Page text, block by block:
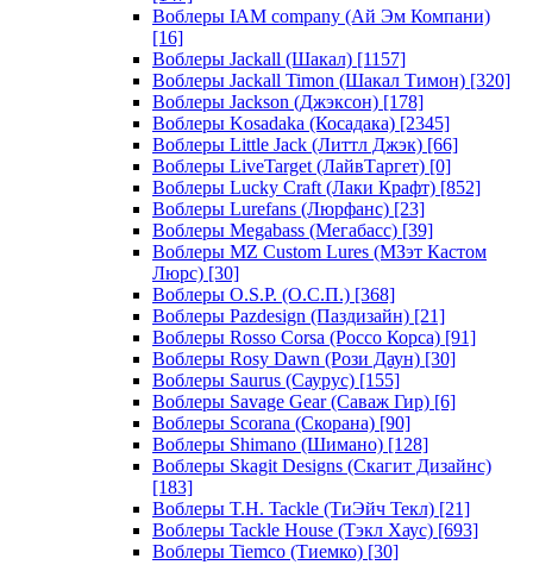
Воблеры IAM company (Ай Эм Компани)
[16]
Воблеры Jackall (Шакал) [1157]
Воблеры Jackall Timon (Шакал Тимон) [320]
Воблеры Jackson (Джэксон) [178]
Воблеры Kosadaka (Косадака) [2345]
Воблеры Little Jack (Литтл Джэк) [66]
Воблеры LiveTarget (ЛайвТаргет) [0]
Воблеры Lucky Craft (Лаки Крафт) [852]
Воблеры Lurefans (Люрфанс) [23]
Воблеры Megabass (Мегабасс) [39]
Воблеры MZ Custom Lures (МЗэт Кастом
Люрс) [30]
Воблеры O.S.P. (О.С.П.) [368]
Воблеры Pazdesign (Паздизайн) [21]
Воблеры Rosso Corsa (Россо Корса) [91]
Воблеры Rosy Dawn (Рози Даун) [30]
Воблеры Saurus (Саурус) [155]
Воблеры Savage Gear (Саваж Гир) [6]
Воблеры Scorana (Скорана) [90]
Воблеры Shimano (Шимано) [128]
Воблеры Skagit Designs (Скагит Дизайнс)
[183]
Воблеры T.H. Tackle (ТиЭйч Текл) [21]
Воблеры Tackle House (Тэкл Хаус) [693]
Воблеры Tiemco (Тиемко) [30]